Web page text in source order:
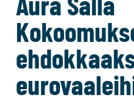
Aura Salla